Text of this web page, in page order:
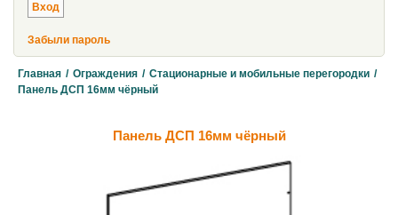
Забыли пароль
Главная / Ограждения / Стационарные и мобильные перегородки /
Панель ДСП 16мм чёрный
Панель ДСП 16мм чёрный